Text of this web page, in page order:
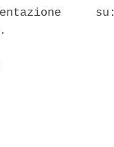
su: